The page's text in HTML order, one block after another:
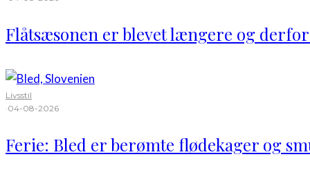
Flåtsæsonen er blevet længere og
Livsstil
·04-08-2026
Ferie: Bled er berømte flødekager og